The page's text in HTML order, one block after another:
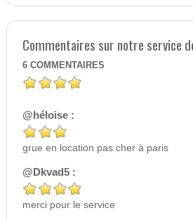
Commentaires sur notre service
6 COMMENTAIRES
@héloise :
grue en location pas cher à paris
@Dkvad5 :
merci pour le service